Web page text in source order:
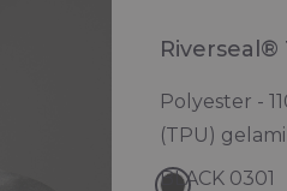
Riverseal®
Polyester -
(TPU)